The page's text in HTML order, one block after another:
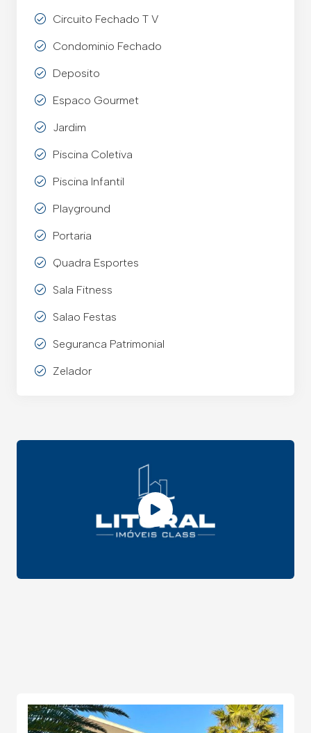
Circuito Fechado T V
Condominio Fechado
Deposito
Espaco Gourmet
Jardim
Piscina Coletiva
Piscina Infantil
Playground
Portaria
Quadra Esportes
Sala Fitness
Salao Festas
Seguranca Patrimonial
Zelador